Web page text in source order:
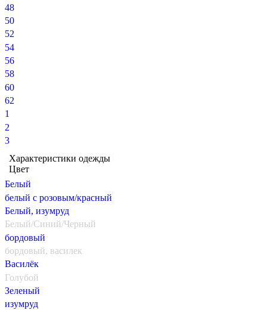
48
50
52
54
56
58
60
62
1
2
3
Характеристики одежды
Цвет
Белый
белый с розовым/красный
Белый, изумруд
Белый/Синий/Черный
бордовый
бордовый, василек
Василёк
Голубой
Зеленый
изумруд